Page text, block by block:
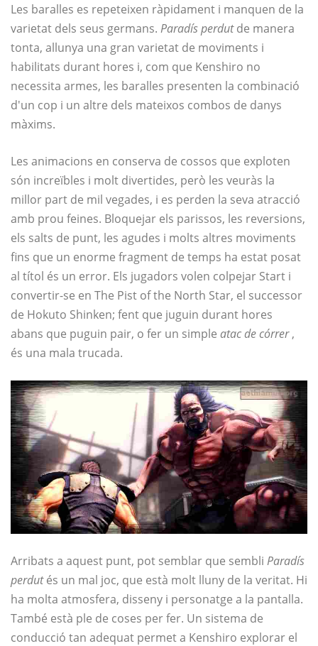
Les baralles es repeteixen ràpidament i manquen de la
varietat dels seus germans. Paradís perdutde manera
tonta, allunya una gran varietat de moviments i
habilitats durant hores i, com que Kenshiro no
necessita armes, les baralles presenten la combinació
d'un cop i un altre dels mateixos combos de danys
màxims.
Les animacions en conserva de cossos que exploten
són increïbles i molt divertides, però les veuràs la
millor part de mil vegades, i es perden la seva atracció
amb prou feines. Bloquejar els parissos, les reversions,
els salts de punt, les agudes i molts altres moviments
fins que un enorme fragment de temps ha estat posat
al títol és un error. Els jugadors volen colpejar Start i
convertir-se en The Pist of the North Star, el successor
de Hokuto Shinken; fent que juguin durant hores
abans que puguin pair, o fer un simple atac de córrer,
és una mala trucada.
Arribats a aquest punt, pot semblar que sembli Paradís
perdutés un mal joc, que està molt lluny de la veritat. Hi
ha molta atmosfera, disseny i personatge a la pantalla.
També està ple de coses per fer. Un sistema de
conducció tan adequat permet a Kenshiro explorar el